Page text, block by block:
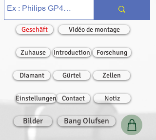
Geschäft Vidéo de montage
Zuhause Introduction Forschung
Diamant Gürtel Zellen
Einstellungen Contact Notiz
Bilder Bang Olufsen